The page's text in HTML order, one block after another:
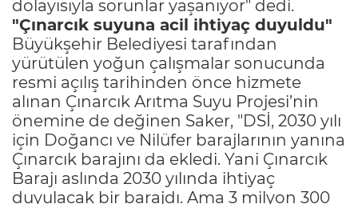
dolayısıyla sorunlar yaşanıyor" dedi.
"Çınarcık suyuna acil ihtiyaç duyuldu"
Büyükşehir Belediyesi tarafından
yürütülen yoğun çalışmalar sonucunda
resmi açılış tarihinden önce hizmete
alınan Çınarcık Arıtma Suyu Projesi’nin
önemine de değinen Saker, "DSİ, 2030 yılı
için Doğancı ve Nilüfer barajlarının yanına
Çınarcık barajını da ekledi. Yani Çınarcık
Barajı aslında 2030 yılında ihtiyaç
duyulacak bir barajdı. Ama 3 milyon 300